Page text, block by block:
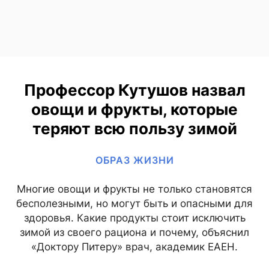
Профессор Кутушов назвал
овощи и фрукты, которые
теряют всю пользу зимой
ОБРАЗ ЖИЗНИ
Многие овощи и фрукты не только становятся
бесполезными, но могут быть и опасными для
здоровья. Какие продукты стоит исключить
зимой из своего рациона и почему, объяснил
«Доктору Питеру» врач, академик ЕАЕН.